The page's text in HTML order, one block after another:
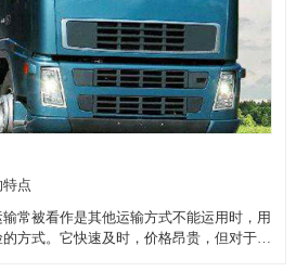
点
常被看作是其他运输方式不能运用时，用
方式。它快速及时，价格昂贵，但对于致